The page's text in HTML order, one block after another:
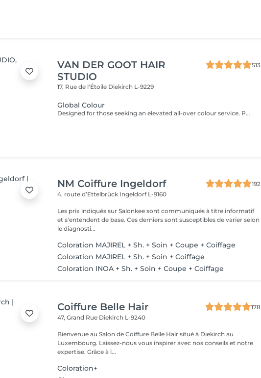
VAN DER GOOT HAIR
STUDIO
513
17, Rue de l'Étoile Diekirch L-9229
Global Colour
Designed for those seeking an elevated all-over colour service. Perfect for refreshing rich coppers and vibrant reds while adding warmth, elegance and refined depth to brunette tones.
NM Coiffure Ingeldorf
192
4, route d’Ettelbrück Ingeldorf L-9160
Les prix indiqués sur Salonkee sont communiqués à titre informatif
et s'entendent de base. Ces derniers sont susceptibles de varier selon
le diagnosti...
Coloration MAJIREL + Sh. + Soin + Coupe + Coiffage
Coloration MAJIREL + Sh. + Soin + Coiffage
Coloration INOA + Sh. + Soin + Coupe + Coiffage
Coiffure Belle Hair
178
47, Grand Rue Diekirch L-9240
Bienvenue au Salon de Coiffure Belle Hair situé à Diekirch au
Luxembourg. Laissez-nous vous inspirer avec nos conseils et notre
expertise. Grâce à l...
Coloration+